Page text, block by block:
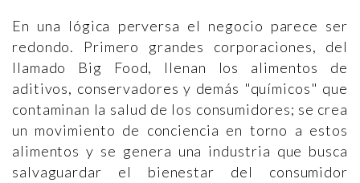
En una lógica perversa el negocio parece ser
redondo. Primero grandes corporaciones, del
llamado Big Food, llenan los alimentos de
aditivos, conservadores y demás "químicos" que
contaminan la salud de los consumidores; se crea
un movimiento de conciencia en torno a estos
alimentos y se genera una industria que busca
salvaguardar el bienestar del consumidor